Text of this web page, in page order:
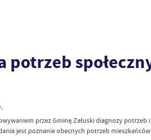
potrzeb
przez Gminę Załuski diagnozy potrzeb
jest poznanie obecnych potrzeb